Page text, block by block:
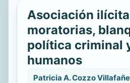
Asociación
moratorias,
política criminal
humanos
Patricia A. Cozzo Villafañe